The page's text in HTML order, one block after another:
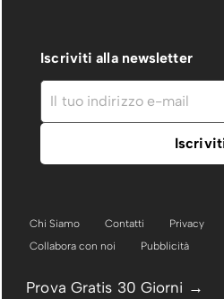
Iscriviti alla newsletter
Chi Siamo Contatti Privacy
Collabora con noi
Pubblicità
Prova Gratis 30 Giorni →